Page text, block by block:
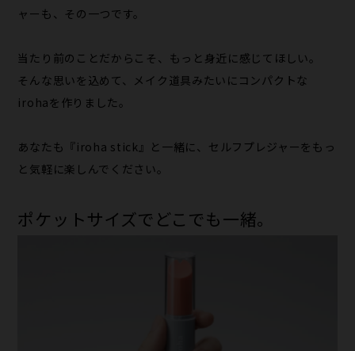
ャーも、その一つです。
当たり前のことだからこそ、もっと身近に感じてほしい。
そんな思いを込めて、メイク道具みたいにコンパクトな
irohaを作りました。
あなたも『iroha stick』と一緒に、セルフプレジャーをもっ
と気軽に楽しんでください。
ポケットサイズでどこでも一緒。